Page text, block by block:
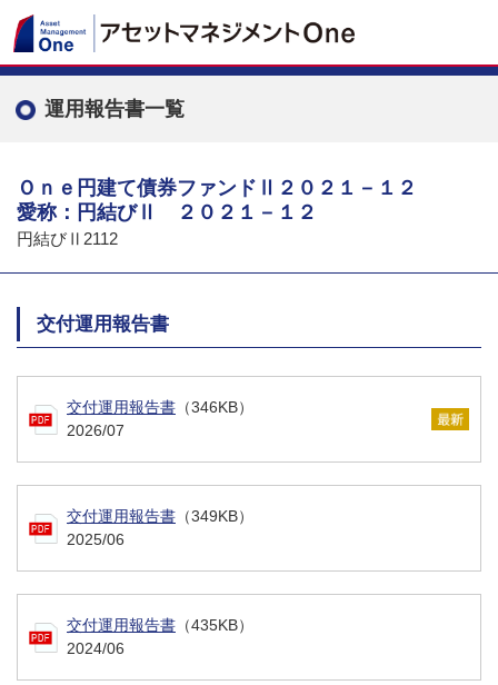
運用報告書一覧
Ｏｎｅ円建て債券ファンドⅡ２０２１－１２
愛称：円結びⅡ ２０２１－１２
円結びⅡ2112
交付運用報告書
交付運用報告書 （346KB）
2026/07
交付運用報告書 （349KB）
2025/06
交付運用報告書 （435KB）
2024/06